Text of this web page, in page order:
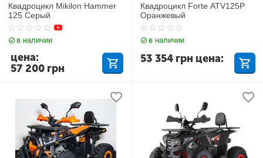
Квадроцикл Mikilon Hammer
125 Серый
в наличии
57 200 грн
цена:
Квадроцикл Forte ATV125P
Оранжевый
в наличии
53 354 грн цена: